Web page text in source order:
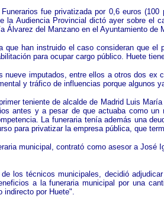
fue privatizada por 0,6 euros
la Audiencia Provincial dictó ayer sobre el
Álvarez del Manzano en el Ayuntamiento de
que han instruido el caso consideran que
para ocupar cargo público. Huete
nueve imputados, entre ellos a otros dos
y tráfico de influencias porque algunos
teniente de alcalde de Madrid Luis
antes y a pesar de que actuaba como
La funeraria tenía además una
para privatizar la empresa pública, que
municipal, contrató como asesor a José
los técnicos municipales, decidió
a la funeraria municipal por una
indirecto por Huete".